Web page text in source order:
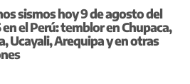
sismos hoy 9 de agosto del
el Perú: temblor en Chupaca,
Ucayali, Arequipa y en otras